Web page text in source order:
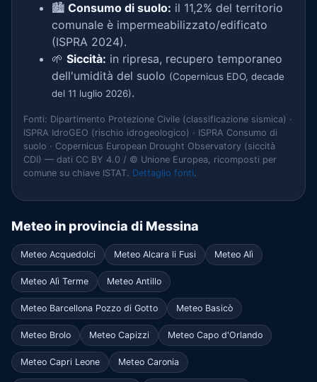
🏙️ Consumo di suolo: il 11,2% del territorio
comunale è impermeabilizzato/edificato
(ISPRA 2024).
🌱 Siccità: in ripresa, recupero temporaneo
dell'umidità del suolo (Copernicus EDO, decade
del 11 luglio 2026).
Fonti: Dipartimento Protezione Civile (classificazione sismica) ·
ISPRA IdroGEO (rischio idrogeologico) · ISPRA Consumo di
suolo · Copernicus European Drought Observatory (siccità
CDI) — dati CC BY 4.0 / © Unione Europea, ricomposti per
comune su chiave ISTAT. Dettaglio fonti.
Meteo in provincia di Messina
Meteo Acquedolci Meteo Alcara li Fusi Meteo Alì
Meteo Alì Terme Meteo Antillo
Meteo Barcellona Pozzo di Gotto Meteo Basicò
Meteo Brolo Meteo Capizzi Meteo Capo d'Orlando
Meteo Capri Leone Meteo Caronia